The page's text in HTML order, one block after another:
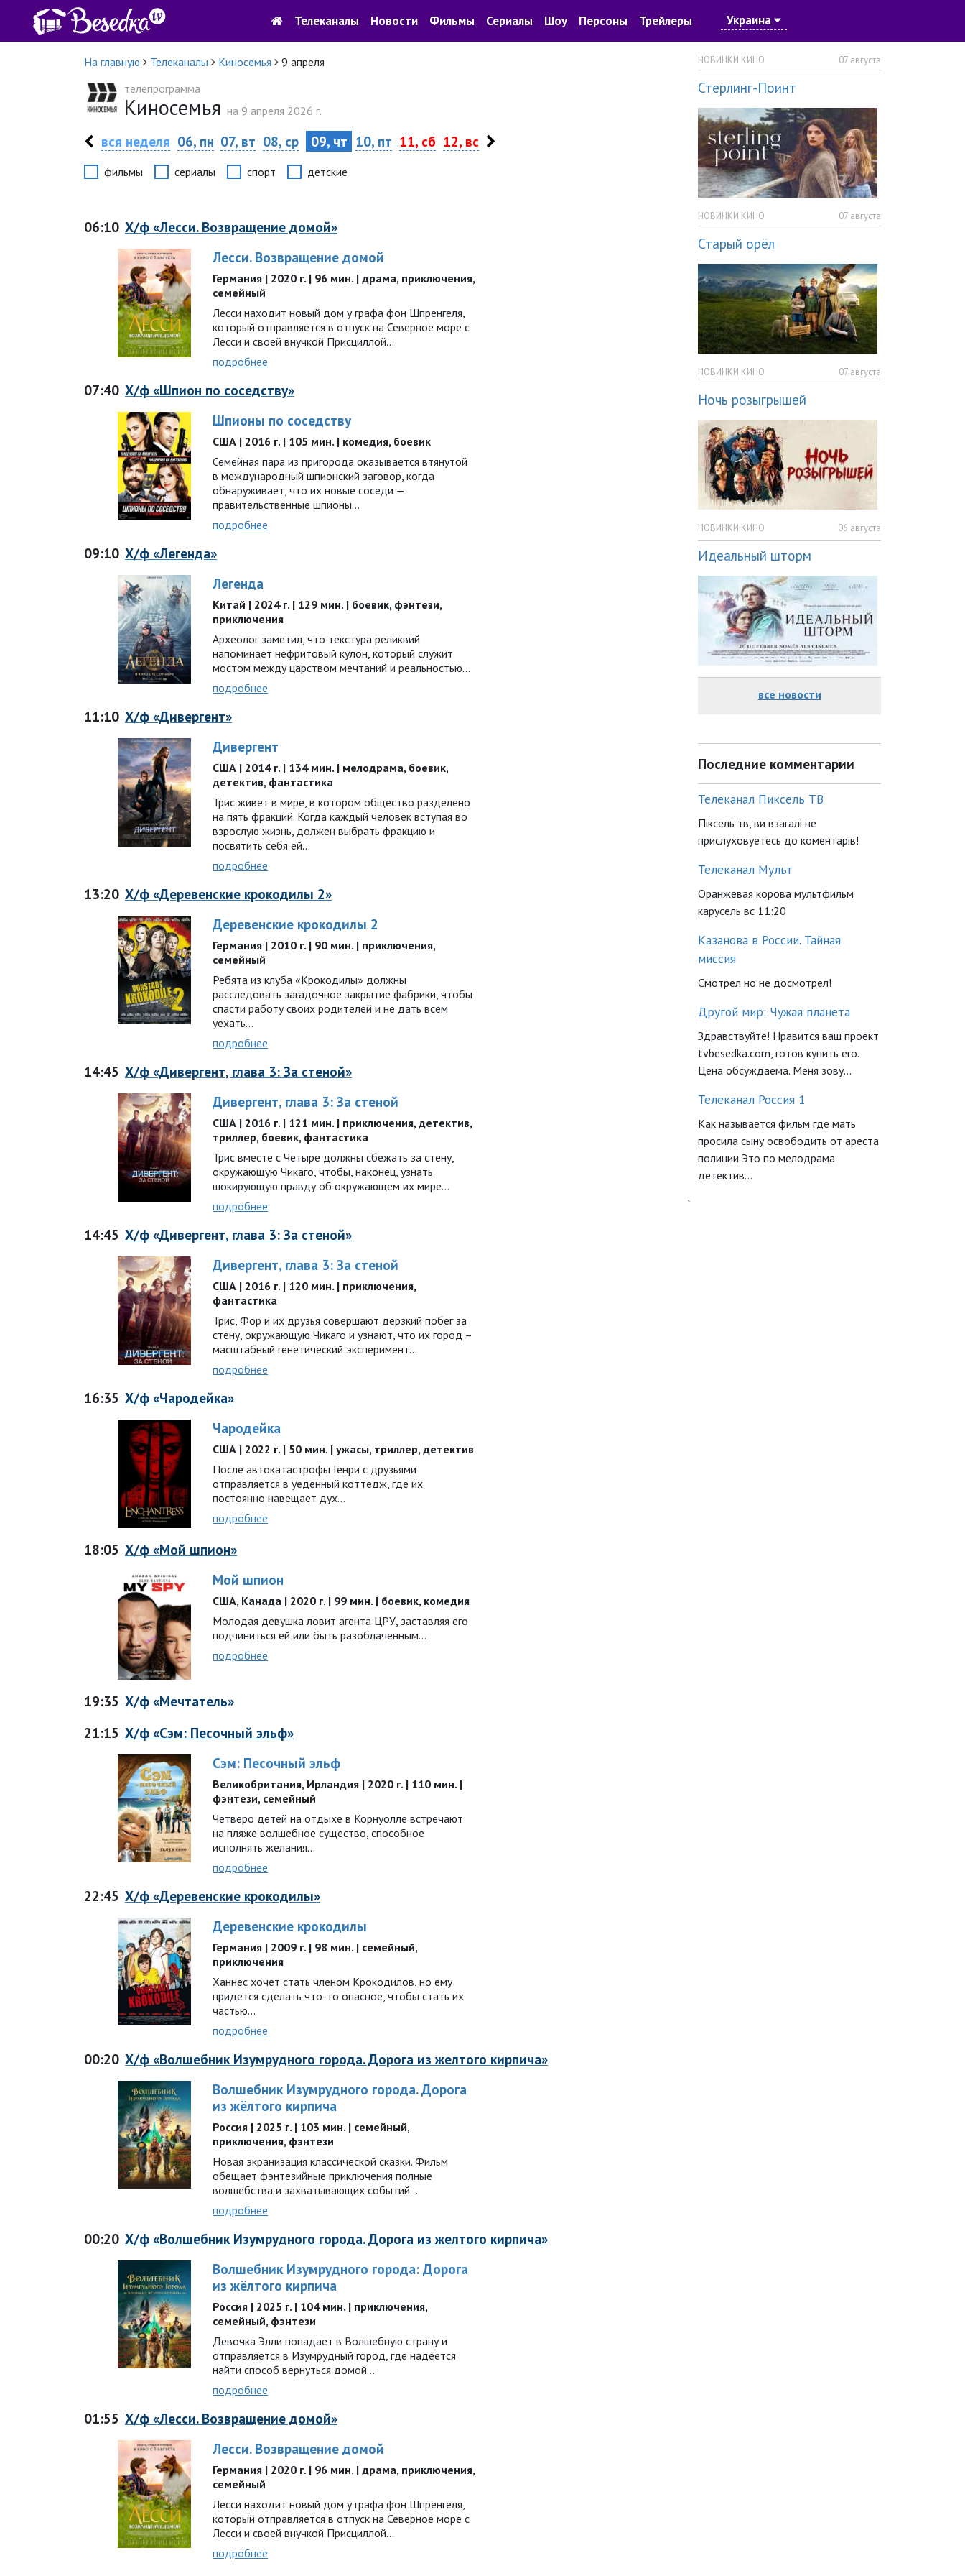
Телеканалы Новости Фильмы Сериалы Шоу Персоны Трейлеры Украина
На главную Телеканалы Киносемья
9 апреля
телепрограмма
Киносемья на 9 апреля 2026 г.
вся неделя 06, пн 07, вт 08, ср 09, чт 10, пт 11, сб 12, вс
фильмы сериалы спорт детские
06:10 Х/ф «Лесси. Возвращение домой»
Лесси. Возвращение домой
Германия | 2020 г. | 96 мин. | драма, приключения,
семейный
Лесси находит новый дом у графа фон Шпренгеля,
который отправляется в отпуск на Северное море с
Лесси и своей внучкой Присциллой…
подробнее
07:40 Х/ф «Шпион по соседству»
Шпионы по соседству
США | 2016 г. | 105 мин. | комедия, боевик
Семейная пара из пригорода оказывается втянутой
в международный шпионский заговор, когда
обнаруживает, что их новые соседи —
правительственные шпионы…
подробнее
09:10 Х/ф «Легенда»
Легенда
Китай | 2024 г. | 129 мин. | боевик, фэнтези,
приключения
Археолог заметил, что текстура реликвий
напоминает нефритовый кулон, который служит
мостом между царством мечтаний и реальностью...
подробнее
11:10 Х/ф «Дивергент»
Дивергент
США | 2014 г. | 134 мин. | мелодрама, боевик,
детектив, фантастика
Трис живет в мире, в котором общество разделено
на пять фракций. Когда каждый человек вступая во
взрослую жизнь, должен выбрать фракцию и
посвятить себя ей...
подробнее
13:20 Х/ф «Деревенские крокодилы 2»
Деревенские крокодилы 2
Германия | 2010 г. | 90 мин. | приключения,
семейный
Ребята из клуба «Крокодилы» должны
расследовать загадочное закрытие фабрики, чтобы
спасти работу своих родителей и не дать всем
уехать…
подробнее
14:45 Х/ф «Дивергент, глава 3: За стеной»
Дивергент, глава 3: За стеной
США | 2016 г. | 121 мин. | приключения, детектив,
триллер, боевик, фантастика
Трис вместе с Четыре должны сбежать за стену,
окружающую Чикаго, чтобы, наконец, узнать
шокирующую правду об окружающем их мире…
подробнее
14:45 Х/ф «Дивергент, глава 3: За стеной»
Дивергент, глава 3: За стеной
США | 2016 г. | 120 мин. | приключения,
фантастика
Трис, Фор и их друзья совершают дерзкий побег за
стену, окружающую Чикаго и узнают, что их город –
масштабный генетический эксперимент…
подробнее
16:35 Х/ф «Чародейка»
Чародейка
США | 2022 г. | 50 мин. | ужасы, триллер, детектив
После автокатастрофы Генри с друзьями
отправляется в уеденный коттедж, где их
постоянно навещает дух…
подробнее
18:05 Х/ф «Мой шпион»
Мой шпион
США, Канада | 2020 г. | 99 мин. | боевик, комедия
Молодая девушка ловит агента ЦРУ, заставляя его
подчиниться ей или быть разоблаченным…
подробнее
19:35 Х/ф «Мечтатель»
21:15 Х/ф «Сэм: Песочный эльф»
Сэм: Песочный эльф
Великобритания, Ирландия | 2020 г. | 110 мин. |
фэнтези, семейный
Четверо детей на отдыхе в Корнуолле встречают
на пляже волшебное существо, способное
исполнять желания…
подробнее
22:45 Х/ф «Деревенские крокодилы»
Деревенские крокодилы
Германия | 2009 г. | 98 мин. | семейный,
приключения
Ханнес хочет стать членом Крокодилов, но ему
придется сделать что-то опасное, чтобы стать их
частью…
подробнее
00:20 Х/ф «Волшебник Изумрудного города. Дорога из желтого кирпича»
Волшебник Изумрудного города. Дорога
из жёлтого кирпича
Россия | 2025 г. | 103 мин. | семейный,
приключения, фэнтези
Новая экранизация классической сказки. Фильм
обещает фэнтезийные приключения полные
волшебства и захватывающих событий…
подробнее
00:20 Х/ф «Волшебник Изумрудного города. Дорога из желтого кирпича»
Волшебник Изумрудного города: Дорога
из жёлтого кирпича
Россия | 2025 г. | 104 мин. | приключения,
семейный, фэнтези
Девочка Элли попадает в Волшебную страну и
отправляется в Изумрудный город, где надеется
найти способ вернуться домой…
подробнее
01:55 Х/ф «Лесси. Возвращение домой»
Лесси. Возвращение домой
Германия | 2020 г. | 96 мин. | драма, приключения,
семейный
Лесси находит новый дом у графа фон Шпренгеля,
который отправляется в отпуск на Северное море с
Лесси и своей внучкой Присциллой…
подробнее
НОВИНКИ КИНО 07 августа
Стерлинг-Поинт
НОВИНКИ КИНО 07 августа
Старый орёл
НОВИНКИ КИНО 07 августа
Ночь розыгрышей
НОВИНКИ КИНО 06 августа
Идеальный шторм
все новости
Последние комментарии
Телеканал Пиксель ТВ
Піксель тв, ви взагалі не
прислуховуетесь до коментарів!
Телеканал Мульт
Оранжевая корова мультфильм
карусель вс 11:20
Казанова в России. Тайная
миссия
Смотрел но не досмотрел!
Другой мир: Чужая планета
Здравствуйте! Нравится ваш проект
tvbesedka.com, готов купить его.
Цена обсуждаема. Меня зову...
Телеканал Россия 1
Как называется фильм где мать
просила сыну освободить от ареста
полиции Это по мелодрама
детектив...
`